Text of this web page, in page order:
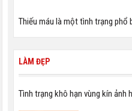
Thiếu máu là một tình trạng phổ
LÀM ĐẸP
Tình trạng khô hạn vùng kín ảnh